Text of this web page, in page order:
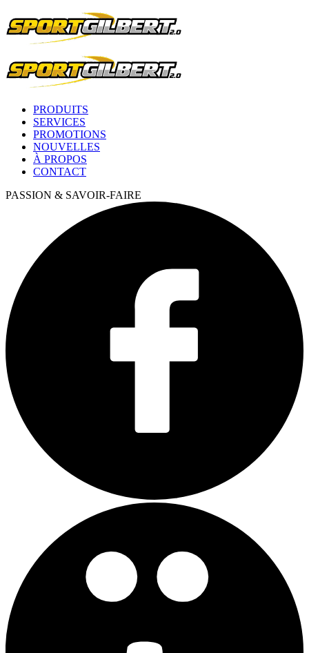
PRODUITS
SERVICES
PROMOTIONS
NOUVELLES
À PROPOS
CONTACT
PASSION & SAVOIR-FAIRE